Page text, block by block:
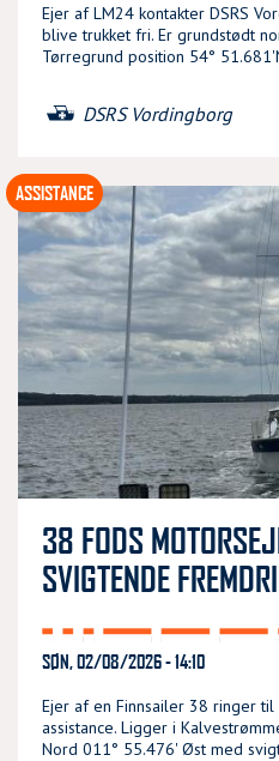
Ejer af LM24 kontakter DSRS
blive trukket fri. Er grundstødt
Tørregrund position 54°
DSRS Vordingborg
38 FODS
SVIGTENDE
SØN, 02/08/2026 - 14:10
Ejer af en Finnsailer 38 ringer til
assistance. Ligger i
Nord 011° 55.476' Øst med
ASSISTANCE